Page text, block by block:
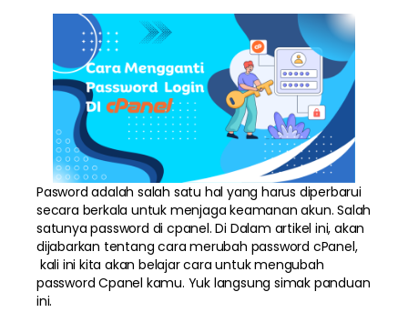
Pasword adalah salah satu hal yang harus diperbarui
secara berkala untuk menjaga keamanan akun. Salah
satunya password di cpanel. Di Dalam artikel ini, akan
dijabarkan tentang cara merubah password cPanel,
kali ini kita akan belajar cara untuk mengubah
password Cpanel kamu. Yuk langsung simak panduan
ini.